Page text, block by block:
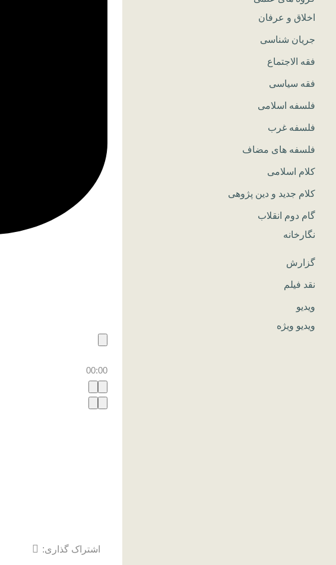
00:00
اشتراک گذاری:
اخلاق و عرفان
جریان شناسی
فقه الاجتماع
فقه سیاسی
فلسفه اسلامی
فلسفه غرب
فلسفه های مضاف
کلام اسلامی
کلام جدید و دین پژوهی
گام دوم انقلاب
نگارخانه
گزارش
نقد فیلم
ویدیو
ویدیو ویژه